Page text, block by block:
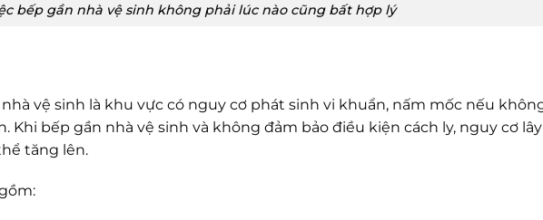
bếp gần nhà vệ sinh không phải lúc nào cũng bất hợp lý
vệ sinh là khu vực có nguy cơ phát sinh vi khuẩn, nấm mốc nếu
Khi bếp gần nhà vệ sinh và không đảm bảo điều kiện cách ly, nguy cơ lây
tăng lên.